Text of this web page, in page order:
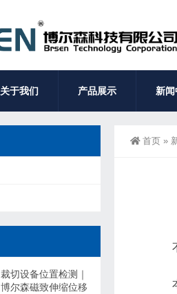
关于我们 产品展示 新
首页 »
不
本
裁切设备位置检测｜
博尔森磁致伸缩位移